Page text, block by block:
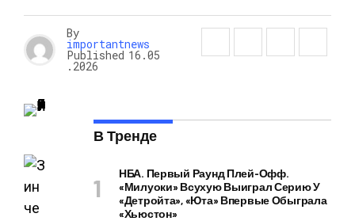
By
importantnews
Published 16.05
.2026
В Тренде
НБА. Первый Раунд Плей-Офф.
«Милуоки» Всухую Выиграл Серию У
«Детройта», «Юта» Впервые Обыграла
«Хьюстон»